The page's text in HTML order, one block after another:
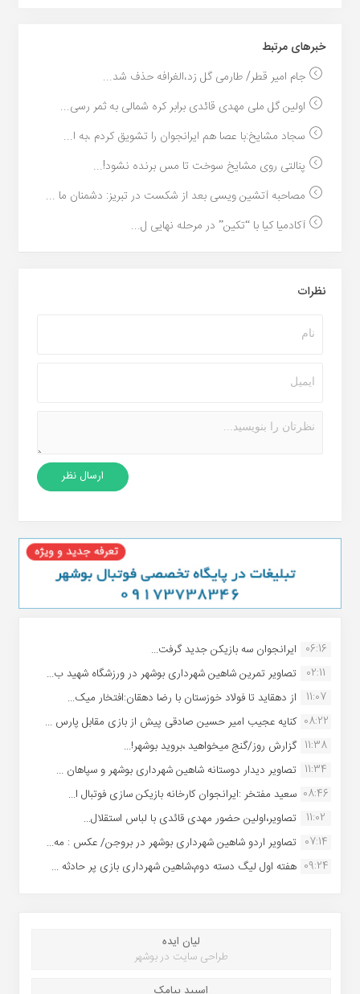
خبر‌های مرتبط
جام امیر قطر/ طارمی گل زد،الغرافه حذف شد...
اولین گل ملی مهدی قائدی برابر کره شمالی به ثمر رسی...
سجاد مشایخ:با عصا هم ایرانجوان را تشویق کردم ،به ا...
پنالتی روی مشایخ سوخت تا مس برنده نشود!...
مصاحبه آتشین ویسی بعد از شکست در تبریز: دشمنان ما ...
آکادمیا کیا با “تکین” در مرحله نهایی ل...
نظرات
06:16 ایرانجوان سه بازیکن جدید گرفت...
02:11
تصاویر تمرین شاهین شهردارى بوشهر در ورزشگاه شهید ب...
11:07
از دهقاید تا فولاد خوزستان با رضا دهقان:افتخار میک...
08:22 کنایه عجیب امیر حسین صادقی پیش از بازی مقابل پارس ...
11:38 گزارش روز/گنج میخواهید ،بروید بوشهر!...
11:34 تصاویر دیدار دوستانه شاهین شهردارى بوشهر و سپاهان ...
08:46 سعید مفتخر :ایرانجوان کارخانه بازیکن سازی فوتبال ا...
11:02
تصاویر،اولین حضور مهدی قائدی با لباس استقلال...
07:14 تصاویر اردو شاهین شهرداری بوشهر در بروجن/ عکس : مه...
09:24 هفته اول لیگ دسته دوم،شاهین شهرداری بازی پر حادثه ...
لیان ایده
طراحی سایت در بوشهر